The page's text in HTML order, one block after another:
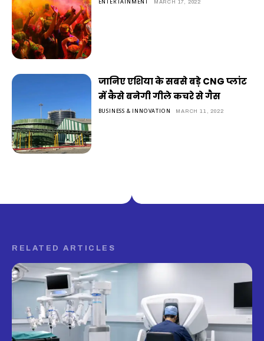
ENTERTAINMENT MARCH 17, 2022
जानिए एशिया के सबसे बड़े CNG प्लांट
में कैसे बनेगी गीले कचरे से गैस
BUSINESS & INNOVATION MARCH 11, 2022
RELATED ARTICLES